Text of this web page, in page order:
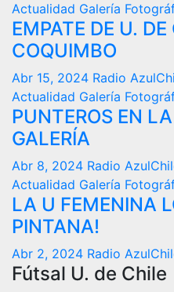
Actualidad Galería
EMPATE DE U.
COQUIMBO
Abr 15, 2024 Radio
Actualidad Galería
PUNTEROS EN
GALERÍA
Abr 8, 2024 Radio
Actualidad Galería
LA U FEMENINA
PINTANA!
Abr 2, 2024 Radio
Fútsal U. de Chile